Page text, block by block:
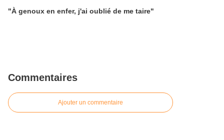
"À genoux en enfer, j'ai oublié de me taire"
Commentaires
Ajouter un commentaire